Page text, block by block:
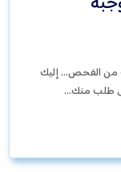
الفحص… إليك
طلب منك…